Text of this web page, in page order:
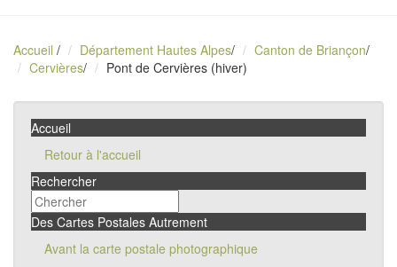
Accueil / Département Hautes Alpes/ Canton de Briançon/
Cervières/ Pont de Cervières (hiver)
Accueil
Retour à l'accueil
Rechercher
Des Cartes Postales Autrement
Avant la carte postale photographique